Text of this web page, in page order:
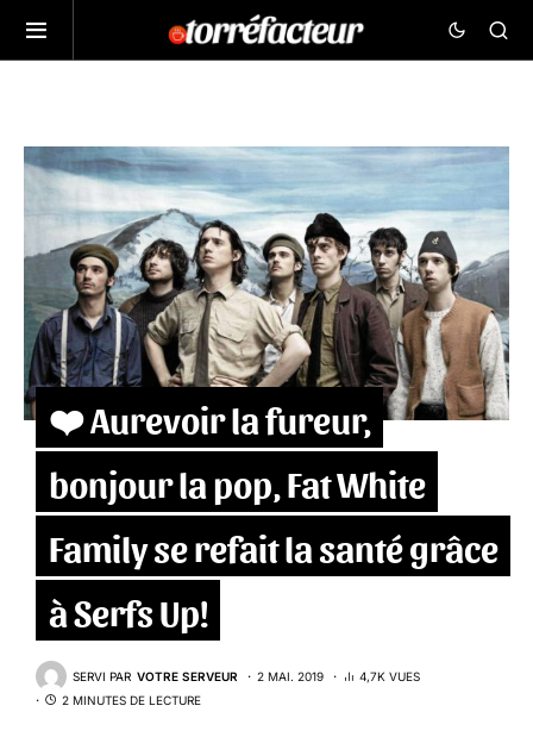
❤️ Aurevoir la fureur,
bonjour la pop, Fat White
Family se refait la santé grâce
à Serfs Up!
SERVI PAR VOTRE SERVEUR 2 MAI. 2019
4,7K VUES
2 MINUTES DE LECTURE